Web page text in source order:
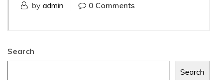
by admin 0 Comments
Search
Search